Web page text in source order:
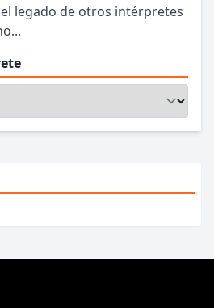
legado de otros intérpretes